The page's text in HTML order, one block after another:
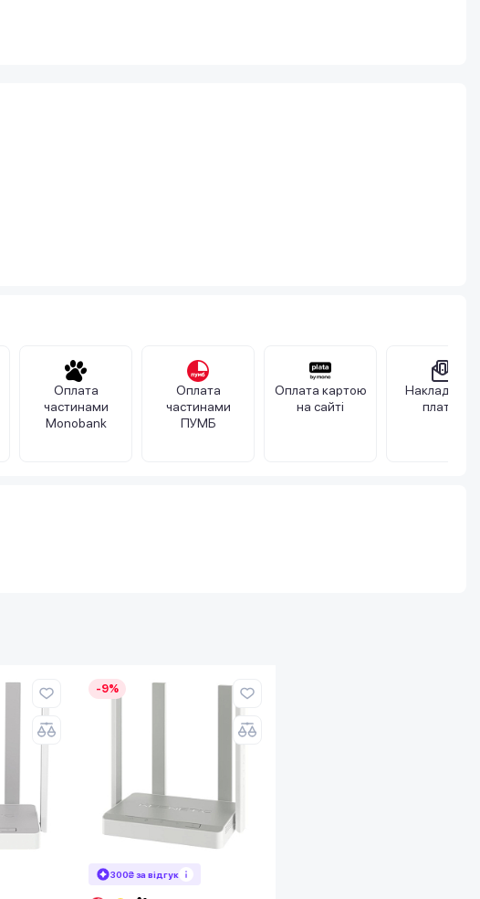
Оплата
частинами
Monobank
Оплата
частинами
ПУМБ
Оплата картою
на сайті
Накладений
платіж
-9%
300₴ за відгук